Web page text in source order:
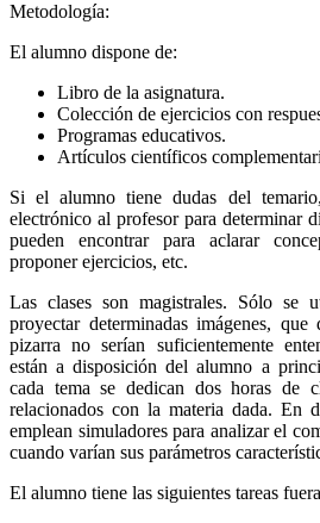
Metodología:
El alumno dispone de:
Libro de la asignatura.
Colección de ejercicios con
Programas educativos.
Artículos científicos
Si el alumno tiene dudas del
electrónico al profesor para determinar
pueden encontrar para aclarar
proponer ejercicios, etc.
Las clases son magistrales. Sólo se
proyectar determinadas imágenes, que
pizarra no serían suficientemente
están a disposición del alumno a
cada tema se dedican dos horas de
relacionados con la materia dada. En
emplean simuladores para analizar el
cuando varían sus parámetros
El alumno tiene las siguientes tareas